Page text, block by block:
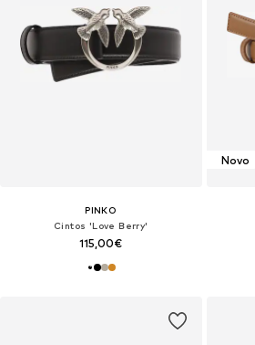
PINKO
Cintos 'Love Berry'
115,00€
Novo